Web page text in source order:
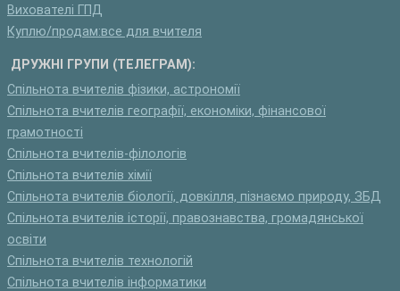
Вихователі ГПД
Куплю/продам:все для вчителя
ДРУЖНІ ГРУПИ (ТЕЛЕГРАМ):
Спільнота вчителів фізики, астрономії
Спільнота вчителів географії, економіки, фінансової
грамотності
Спільнота вчителів-філологів
Спільнота вчителів хімії
Спільнота вчителів біології, довкілля, пізнаємо природу, ЗБД
Спільнота вчителів історії, правознавства, громадянської
освіти
Спільнота вчителів технологій
Спільнота вчителів інформатики